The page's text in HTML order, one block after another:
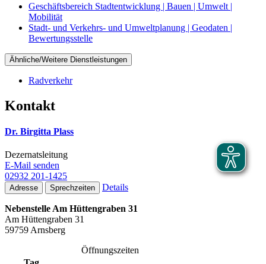
Geschäftsbereich Stadtentwicklung | Bauen | Umwelt |
Mobilität
Stadt- und Verkehrs- und Umweltplanung | Geodaten |
Bewertungsstelle
Ähnliche/Weitere Dienstleistungen
Radverkehr
Kontakt
Dr. Birgitta Plass
Dezernatsleitung
E-Mail senden
02932 201-1425
Adresse Sprechzeiten Details
Nebenstelle Am Hüttengraben 31
Am Hüttengraben 31
59759 Arnsberg
Öffnungszeiten